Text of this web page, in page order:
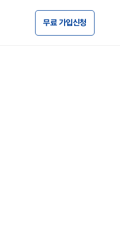
무료 가입신청